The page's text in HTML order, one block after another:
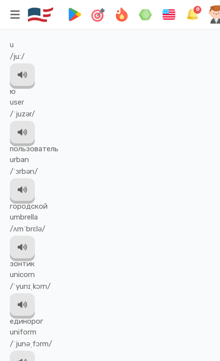
0
u
/juː/
ю
user
/ˈjuzər/
пользователь
urban
/ˈɜrbən/
городской
umbrella
/ʌmˈbrɛlə/
зонтик
unicorn
/ˈyunɪˌkɔrn/
единорог
uniform
/ˈjunəˌfɔrm/